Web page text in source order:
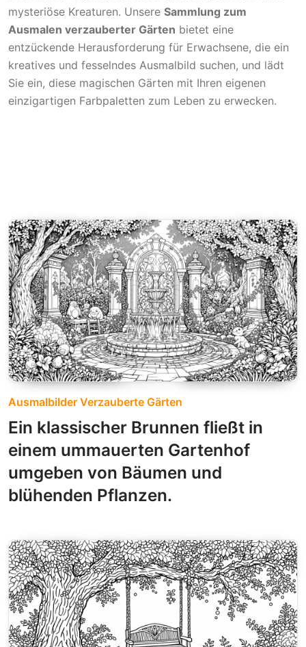
mysteriöse Kreaturen. Unsere Sammlung zum
Ausmalen verzauberter Gärten bietet eine
entzückende Herausforderung für Erwachsene, die ein
kreatives und fesselndes Ausmalbild suchen, und lädt
Sie ein, diese magischen Gärten mit Ihren eigenen
einzigartigen Farbpaletten zum Leben zu erwecken.
Ausmalbilder Verzauberte Gärten
Ein klassischer Brunnen fließt in
einem ummauerten Gartenhof
umgeben von Bäumen und
blühenden Pflanzen.